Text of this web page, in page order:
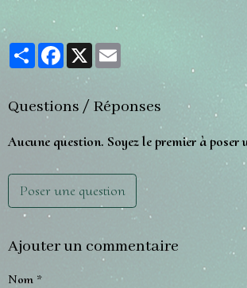
PartagerFacebook
X
Questions / Réponses
Aucune question. Soyez le premier à poser
Poser une question
Ajouter un commentaire
Nom